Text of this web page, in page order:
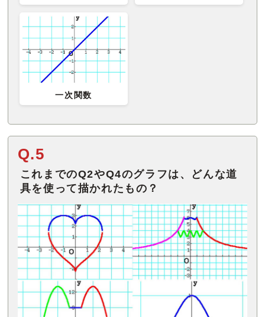
一次関数
Q.5
これまでのQ2やQ4のグラフは、どんな道
具を使って描かれたもの？